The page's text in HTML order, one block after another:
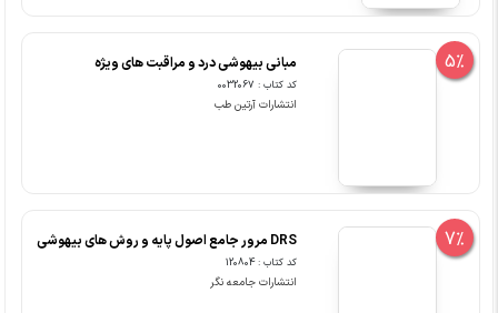
5% مبانی بیهوشی درد و مراقبت های ویژه
کد کتاب : 0032067
انتشارات آرتین طب
7% DRS مرور جامع اصول پایه و روش های بیهوشی
کد کتاب : 120804
انتشارات جامعه نگر